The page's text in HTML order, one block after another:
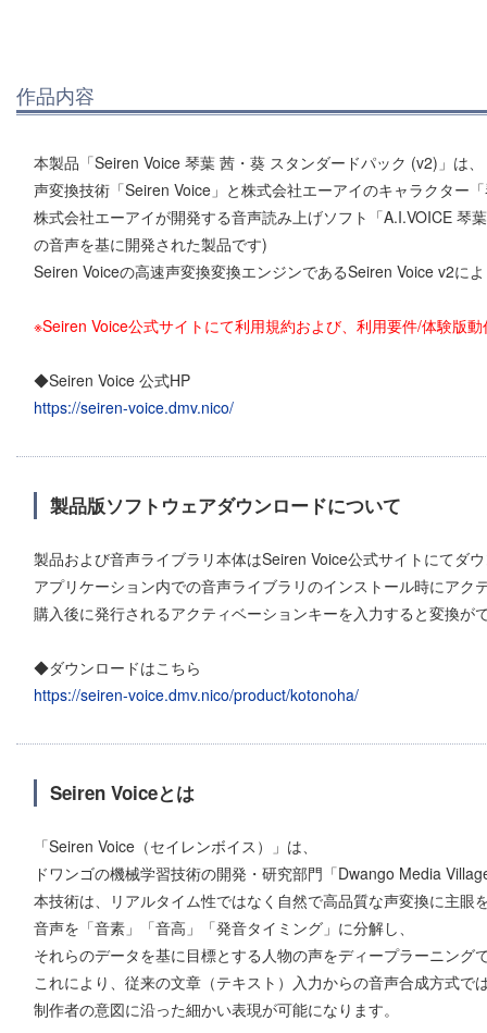
作品内容
本製品「Seiren Voice 琴葉 茜・葵 スタンダードパック (v2)」は、
声変換技術「Seiren Voice」と株式会社エーアイのキャラクター
株式会社エーアイが開発する音声読み上げソフト「A.I.VOICE 琴
の音声を基に開発された製品です)
Seiren Voiceの高速声変換変換エンジンであるSeiren Voice v2に
※Seiren Voice公式サイトにて利用規約および、利用要件/体験版
◆Seiren Voice 公式HP
https://seiren-voice.dmv.nico/
製品版ソフトウェアダウンロードについて
製品および音声ライブラリ本体はSeiren Voice公式サイトにてダ
アプリケーション内での音声ライブラリのインストール時にアク
購入後に発行されるアクティベーションキーを入力すると変換が
◆ダウンロードはこちら
https://seiren-voice.dmv.nico/product/kotonoha/
Seiren Voiceとは
「Seiren Voice（セイレンボイス）」は、
ドワンゴの機械学習技術の開発・研究部門「Dwango Media
本技術は、リアルタイム性ではなく自然で高品質な声変換に主眼
音声を「音素」「音高」「発音タイミング」に分解し、
それらのデータを基に目標とする人物の声をディープラーニング
これにより、従来の文章（テキスト）入力からの音声合成方式で
制作者の意図に沿った細かい表現が可能になります。